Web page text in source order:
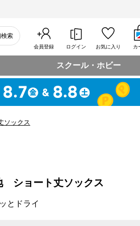
索
会員登録 ログイン お気に入り カ
スクール・ホビー
ックス
ショート丈ソックス
とドライ